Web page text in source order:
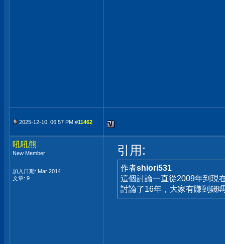
2025-12-10, 06:57 PM #11462
吼吼熊
New Member
加入日期: Mar 2014
文章: 9
引用:
作者shiori531
這個討論一直從2009年到現
討論了16年，大家有賺到錢